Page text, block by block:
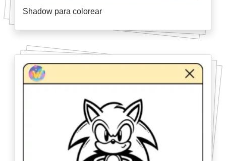
Shadow para colorear